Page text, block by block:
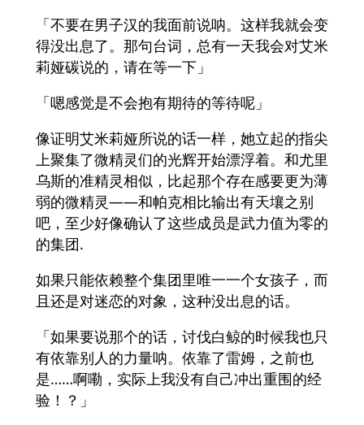
「不要在男子汉的我面前说呐。这样我就会变
得没出息了。那句台词，总有一天我会对艾米
莉娅碳说的，请在等一下」
「嗯感觉是不会抱有期待的等待呢」
像证明艾米莉娅所说的话一样，她立起的指尖
上聚集了微精灵们的光辉开始漂浮着。和尤里
乌斯的准精灵相似，比起那个存在感要更为薄
弱的微精灵――和帕克相比输出有天壤之别
吧，至少好像确认了这些成员是武力值为零的
的集团.
如果只能依赖整个集团里唯一一个女孩子，而
且还是对迷恋的对象，这种没出息的话。
「如果要说那个的话，讨伐白鲸的时候我也只
有依靠别人的力量呐。依靠了雷姆，之前也
是……啊嘞，实际上我没有自己冲出重围的经
验！？」